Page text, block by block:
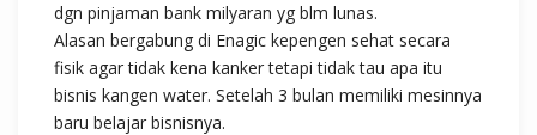
dgn pinjaman bank milyaran yg blm lunas.
Alasan bergabung di Enagic kepengen sehat secara
fisik agar tidak kena kanker tetapi tidak tau apa itu
bisnis kangen water. Setelah 3 bulan memiliki mesinnya
baru belajar bisnisnya.